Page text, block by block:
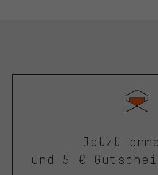
Jetzt
und 5 €